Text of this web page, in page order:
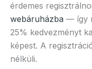
érdemes
webáruházba — így
25% kedvezményt
képest. A
nélküli.